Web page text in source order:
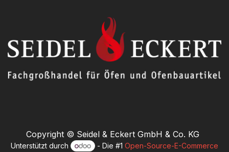
Copyright © Seidel & Eckert GmbH & Co. KG
Unterstützt durch - Die #1Open-Source-E-Commerce